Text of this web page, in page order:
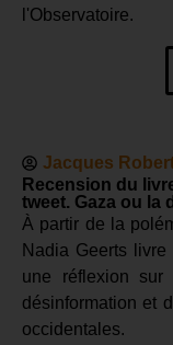
l'Observatoire.
Jacques
Recension du
tweet. Gaza ou la
À partir de la
Nadia Geerts
une réflexion
désinformation et
occidentales.